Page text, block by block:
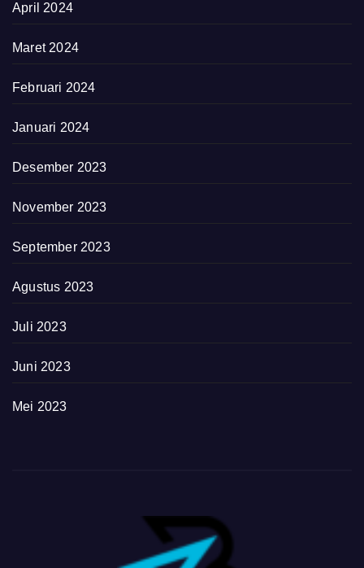
April 2024
Maret 2024
Februari 2024
Januari 2024
Desember 2023
November 2023
September 2023
Agustus 2023
Juli 2023
Juni 2023
Mei 2023